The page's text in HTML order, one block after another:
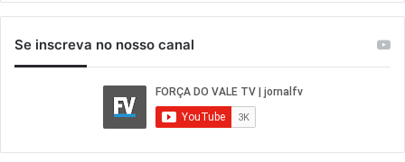
Se inscreva no nosso canal